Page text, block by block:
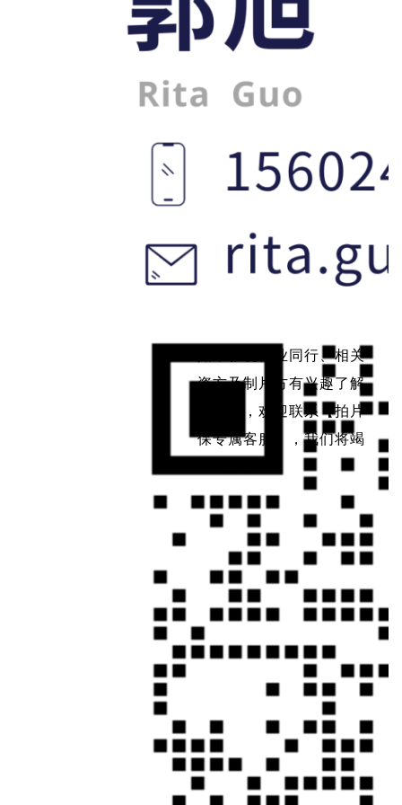
如果影视行业同行、相关
资方及制片方有兴趣了解
拍片保，欢迎联系【拍片
保专属客服】，我们将竭